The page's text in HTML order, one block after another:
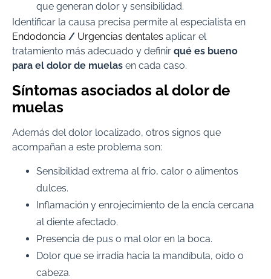
que generan dolor y sensibilidad.
Identificar la causa precisa permite al especialista en
Endodoncia / Urgencias dentales aplicar el
tratamiento más adecuado y definir qué es bueno
para el dolor de muelas en cada caso.
Síntomas asociados al dolor de
muelas
Además del dolor localizado, otros signos que
acompañan a este problema son:
Sensibilidad extrema al frío, calor o alimentos
dulces.
Inflamación y enrojecimiento de la encía cercana
al diente afectado.
Presencia de pus o mal olor en la boca.
Dolor que se irradia hacia la mandíbula, oído o
cabeza.